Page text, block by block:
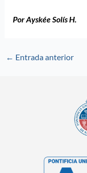
Por Ayskée Solís H.
← Entrada anterior